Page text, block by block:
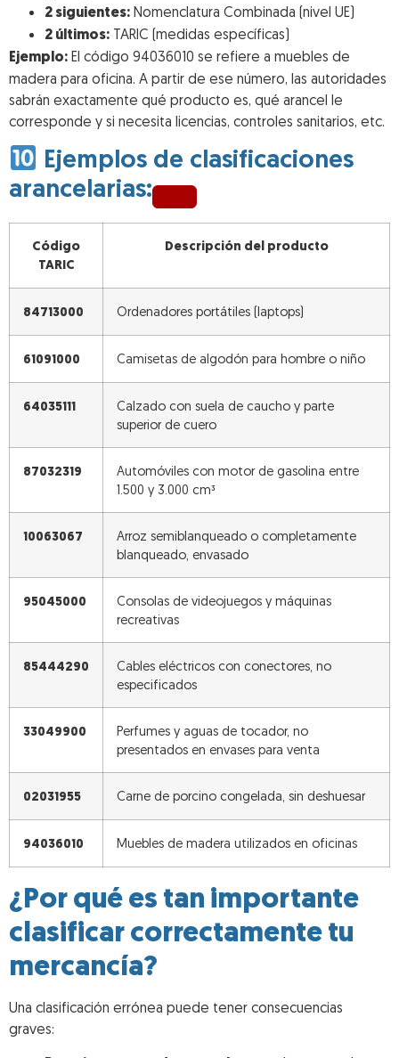
2 siguientes: Nomenclatura Combinada (nivel UE)
2 últimos: TARIC (medidas específicas)
Ejemplo: El código 94036010 se refiere a muebles de
madera para oficina. A partir de ese número, las autoridades
sabrán exactamente qué producto es, qué arancel le
corresponde y si necesita licencias, controles sanitarios, etc.
Ejemplos de clasificaciones
arancelarias:
Código
TARIC
Descripción del producto
84713000 Ordenadores portátiles (laptops)
61091000 Camisetas de algodón para hombre o niño
64035111
Calzado con suela de caucho y parte
superior de cuero
87032319
Automóviles con motor de gasolina entre
1.500 y 3.000 cm³
10063067
Arroz semiblanqueado o completamente
blanqueado, envasado
95045000
Consolas de videojuegos y máquinas
recreativas
85444290
Cables eléctricos con conectores, no
especificados
33049900
Perfumes y aguas de tocador, no
presentados en envases para venta
02031955 Carne de porcino congelada, sin deshuesar
94036010 Muebles de madera utilizados en oficinas
¿Por qué es tan importante
clasificar correctamente tu
mercancía?
Una clasificación errónea puede tener consecuencias
graves: